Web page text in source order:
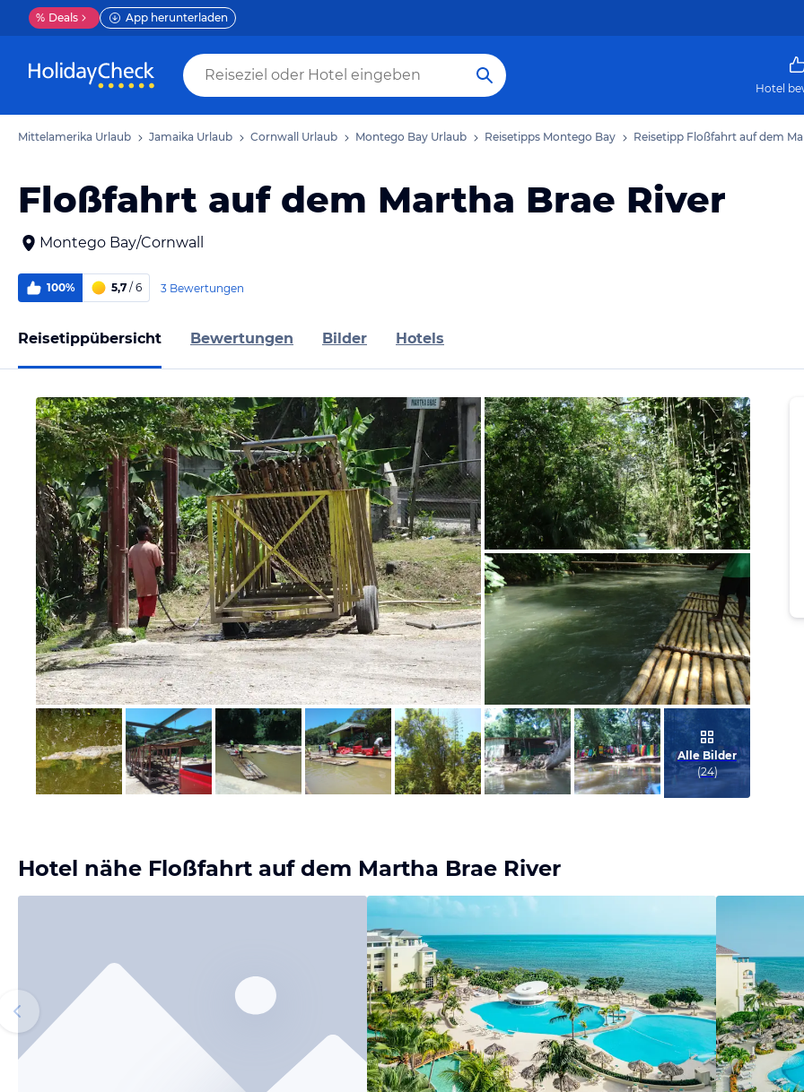
% Deals App herunterladen
Hotel
Mittelamerika Urlaub Jamaika Urlaub Cornwall Urlaub Montego Bay Urlaub Reisetipps Montego Bay Reisetipp Floßfahrt auf dem
Floßfahrt auf dem Martha Brae River
Montego Bay/Cornwall
100% 5,7 / 6 3 Bewertungen
Reisetippübersicht Bewertungen Bilder Hotels
Bild melden
von Marion
Bild melden
von Marion
Bild melden
von Marion
Alle Bilder
(24)
Hotel nähe Floßfahrt auf dem Martha Brae River